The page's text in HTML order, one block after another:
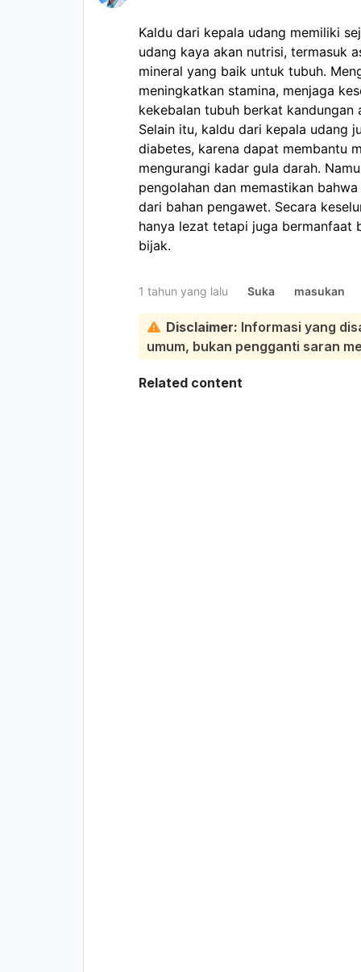
Kaldu dari kepala udang memiliki
udang kaya akan nutrisi, termasuk
mineral yang baik untuk tubuh.
meningkatkan stamina, menjaga
kekebalan tubuh berkat
Selain itu, kaldu dari kepala udang
diabetes, karena dapat membantu
mengurangi kadar gula darah.
pengolahan dan memastikan
dari bahan pengawet. Secara
hanya lezat tetapi juga bermanfaat
bijak.
1 tahun yang lalu Suka masukan
Disclaimer: Informasi yang
umum, bukan pengganti saran
Related content